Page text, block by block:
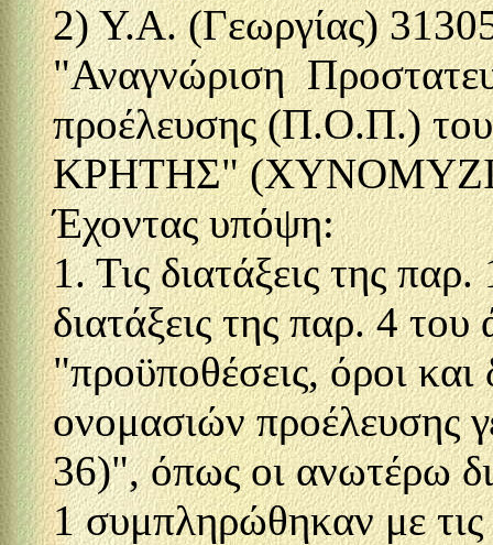
2) Υ.Α. (Γεωργίας)
"Αναγνώριση
προέλευσης (Π.Ο.Π.)
ΚΡΗΤΗΣ"
Έχοντας υπόψη:
1. Τις διατάξεις της
διατάξεις της παρ. 4
"προϋποθέσεις, όροι και
ονομασιών προέλευσης
36)", όπως οι ανωτέρω
1 συμπληρώθηκαν με